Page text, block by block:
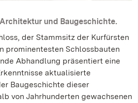
und Baugeschichte.
der Stammsitz der Kurfürsten
prominentesten Schlossbauten
Abhandlung präsentiert eine
aktualisierte
Baugeschichte dieser
von Jahrhunderten gewachsenen